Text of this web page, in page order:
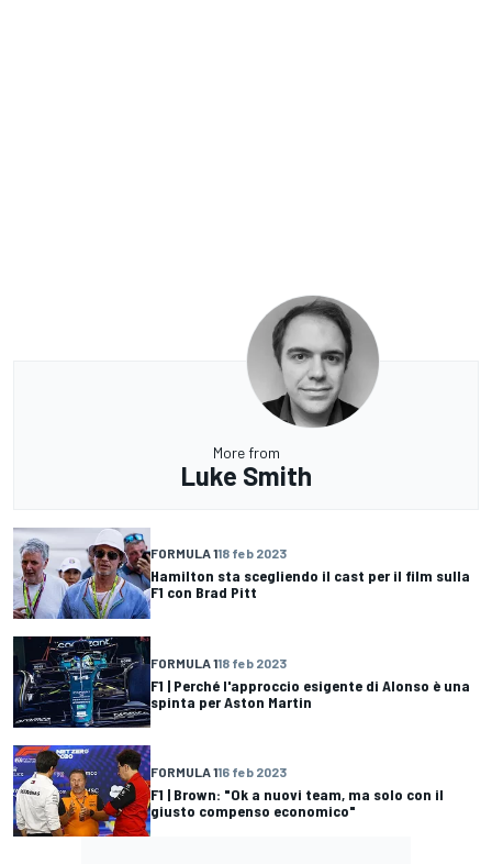
More from
Luke Smith
FORMULA 118 feb 2023
Hamilton sta scegliendo il cast per il film sulla
F1 con Brad Pitt
FORMULA 118 feb 2023
F1 | Perché l'approccio esigente di Alonso è una
spinta per Aston Martin
FORMULA 116 feb 2023
F1 | Brown: "Ok a nuovi team, ma solo con il
giusto compenso economico"